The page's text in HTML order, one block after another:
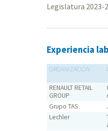
Legislatura 2023-
Experiencia
ORGANIZACIÓN
RENAULT RETAIL
GROUP
Grupo TAS
Lechler